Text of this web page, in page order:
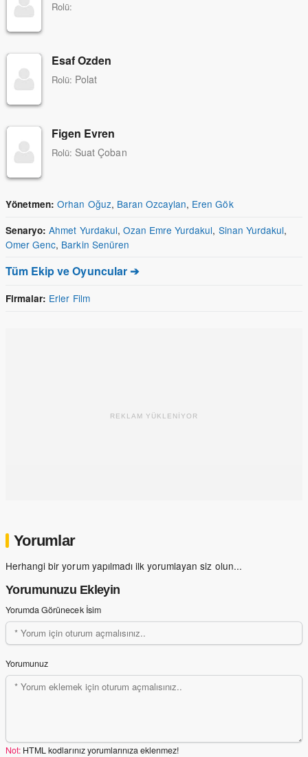
Rolü:
Esaf Ozden
Rolü: Polat
Figen Evren
Rolü: Suat Çoban
Yönetmen: Orhan Oğuz, Baran Ozcaylan, Eren Gök
Senaryo: Ahmet Yurdakul, Ozan Emre Yurdakul, Sinan Yurdakul,
Omer Genc, Barkin Senüren
Tüm Ekip ve Oyuncular ➔
Firmalar: Erler Film
REKLAM YÜKLENİYOR
Yorumlar
Herhangi bir yorum yapılmadı ilk yorumlayan siz olun...
Yorumunuzu Ekleyin
Yorumda Görünecek İsim
Yorumunuz
Not: HTML kodlarınız yorumlarınıza eklenmez!